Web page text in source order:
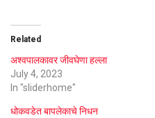
Related
अश्वपालकावर जीवघेणा हल्ला
July 4, 2023
In "sliderhome"
धोकवडेत बापलेकाचे निधन